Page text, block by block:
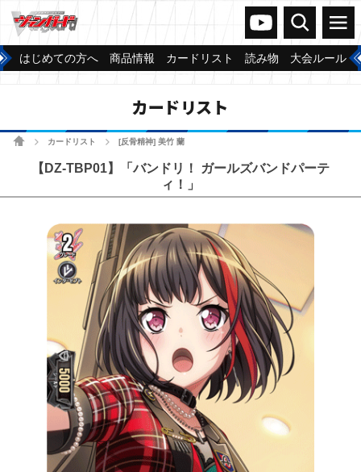
ヴァンガードch
検索 メニュー
はじめての方へ 商品情報 カードリスト 読み物 大会ルール
カードリスト
ホームカードリスト [反骨精神] 美竹 蘭
【DZ-TBP01】「バンドリ！ ガールズバンドパーテ
ィ！」